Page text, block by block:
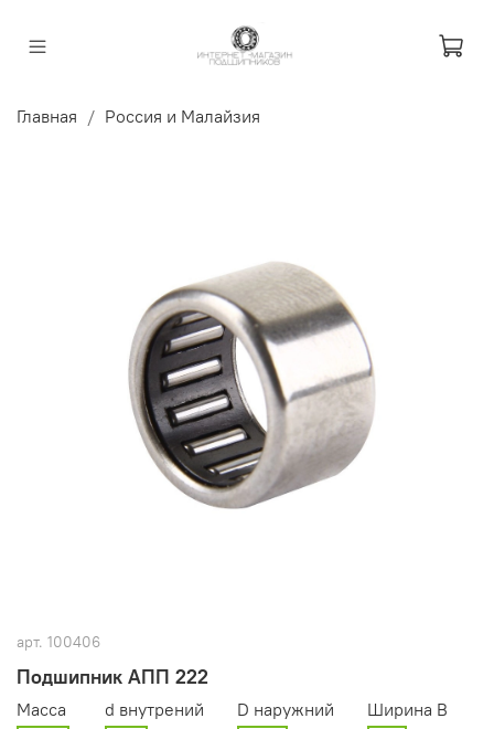
Главная Россия и Малайзия
арт. 100406
Подшипник АПП 222
Масса d внутрений D наружний Ширина В